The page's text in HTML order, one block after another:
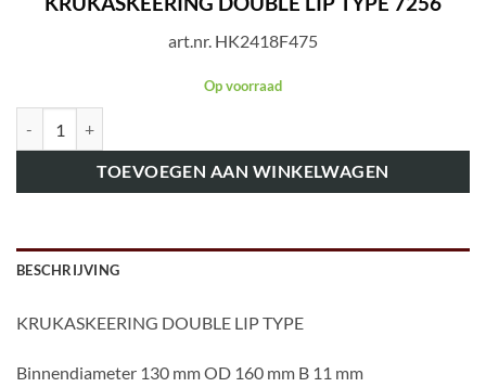
art.nr. HK2418F475
Op voorraad
TOEVOEGEN AAN WINKELWAGEN
BESCHRIJVING
KRUKASKEERING DOUBLE LIP TYPE
Binnendiameter 130 mm OD 160 mm B 11 mm